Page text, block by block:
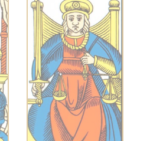
l’équilibre, la justice
et les
conséquences.
Cette carte peut
signaler la
nécessité de
prendre des
décisions
équitables ou de
faire face aux
conséquences de